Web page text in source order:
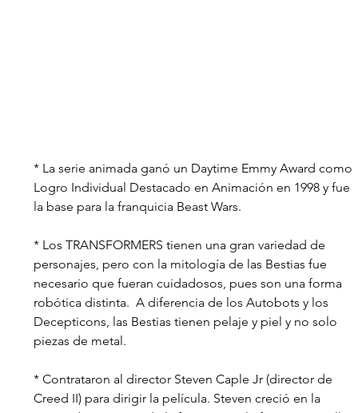
* La serie animada ganó un Daytime Emmy Award como
Logro Individual Destacado en Animación en 1998 y fue
la base para la franquicia Beast Wars.
* Los TRANSFORMERS tienen una gran variedad de
personajes, pero con la mitología de las Bestias fue
necesario que fueran cuidadosos, pues son una forma
robótica distinta.  A diferencia de los Autobots y los
Decepticons, las Bestias tienen pelaje y piel y no solo
piezas de metal.
* Contrataron al director Steven Caple Jr (director de
Creed II) para dirigir la película. Steven creció en la